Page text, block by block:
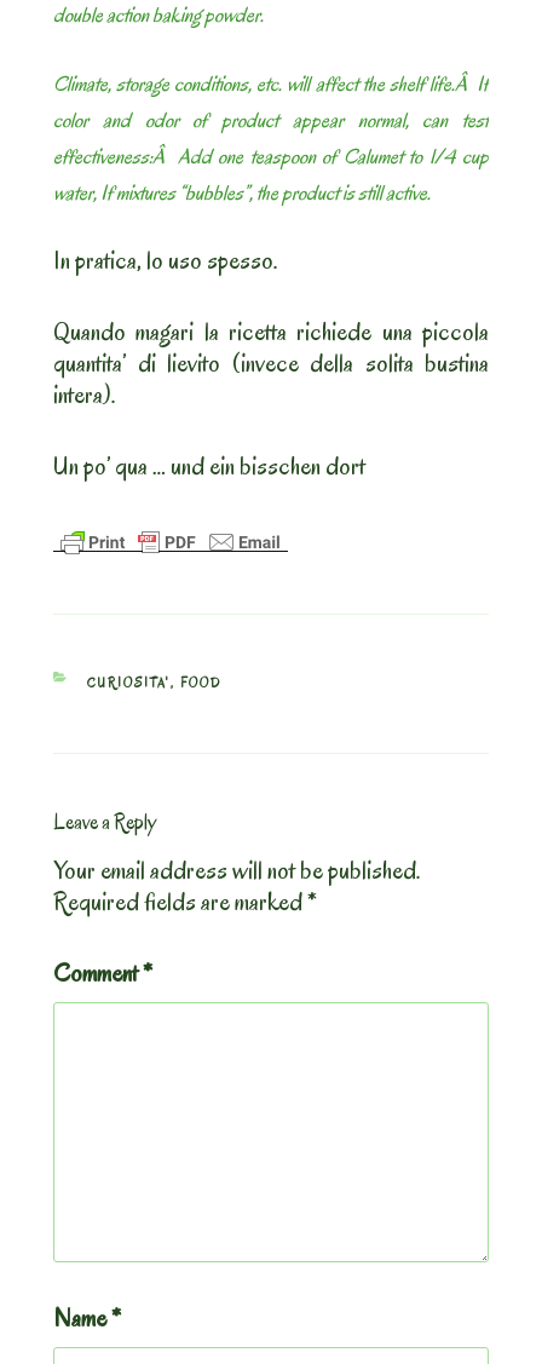
double action baking powder.
Climate, storage conditions, etc. will affect the shelf life.Â If
color and odor of product appear normal, can test
effectiveness:Â Add one teaspoon of Calumet to 1/4 cup
water, If mixtures “bubbles”, the product is still active.
In pratica, lo uso spesso.
Quando magari la ricetta richiede una piccola
quantita’ di lievito (invece della solita bustina
intera).
Un po’ qua … und ein bisschen dort
CATEGORIES
CURIOSITA', FOOD
Leave a Reply
Your email address will not be published.
Required fields are marked*
Comment*
Name*